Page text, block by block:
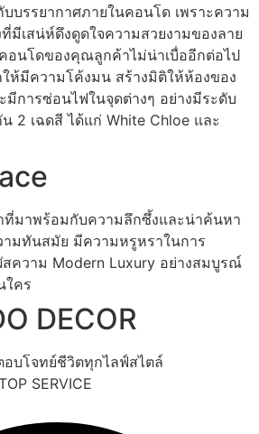
บบรรยากาศภายในคอนโด เพราะความ
มีเสน่ห์ดึงดูดใจความสวยงามของลาย
อนโดของคุณลูกค้าไม่น่าเบื่ออีกต่อไป
ห้มีความโค้งมน สร้างมิติให้ห้องของ
การซ่อนไฟในจุดต่างๆ อย่างมีระดับ
2 เฉดสี ได้แก่ White Chloe และ
ที่มาพร้อมกับความลึกซึ้งและน่าค้นหา
มทันสมัย มีความหรูหราในการ
ความ Modern Luxury อย่างสมบูรณ์
ใคร
DECOR
บโจทย์ชีวิตทุกไลฟ์สไตล์
SERVICE